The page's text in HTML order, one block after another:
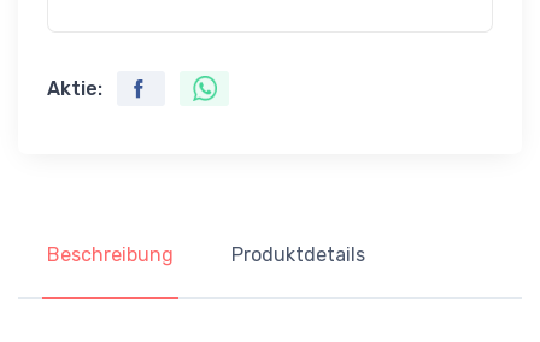
Aktie:
Beschreibung Produktdetails